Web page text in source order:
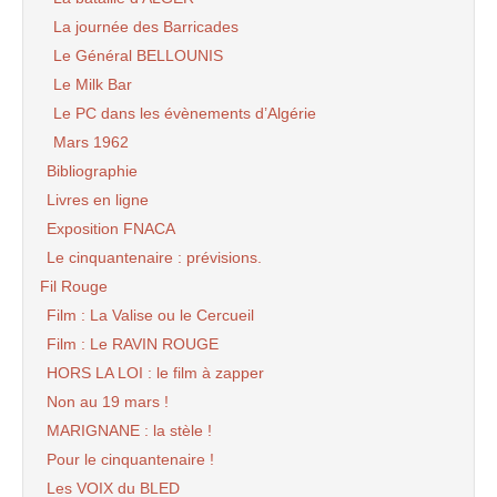
La journée des Barricades
Le Général BELLOUNIS
Le Milk Bar
Le PC dans les évènements d’Algérie
Mars 1962
Bibliographie
Livres en ligne
Exposition FNACA
Le cinquantenaire : prévisions.
Fil Rouge
Film : La Valise ou le Cercueil
Film : Le RAVIN ROUGE
HORS LA LOI : le film à zapper
Non au 19 mars !
MARIGNANE : la stèle !
Pour le cinquantenaire !
Les VOIX du BLED